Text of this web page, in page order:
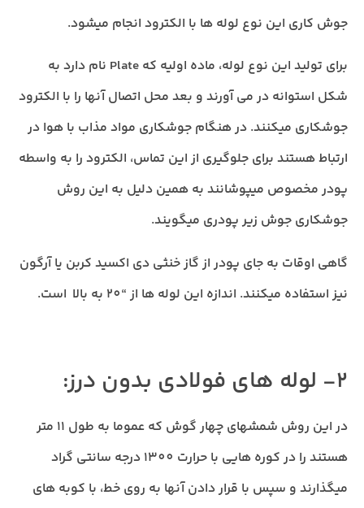
جوش کاری این نوع لوله ها با الکترود انجام میشود.
برای تولید این نوع لوله، ماده اولیه که Plate نام دارد به
شکل استوانه در می آورند و بعد محل اتصال آنها را با الکترود
جوشکاری میکنند. در هنگام جوشکاری مواد مذاب با هوا در
ارتباط هستند برای جلوگیری از این تماس، الکترود را به واسطه
پودر مخصوص میپوشانند به همین دلیل به این روش
جوشکاری جوش زیر پودری میگویند.
گاهی اوقات به جای پودر از گاز خنثی دی اکسید کربن یا آرگون
نیز استفاده میکنند. اندازه این لوله ها از “20 به بالا است.
2- لوله های فولادی بدون درز:
در این روش شمشهای چهار گوش که عموما به طول 11 متر
هستند را در کوره هایی با حرارت 1300 درجه سانتی گراد
میگذارند و سپس با قرار دادن آنها به روی خط، با کوبه های